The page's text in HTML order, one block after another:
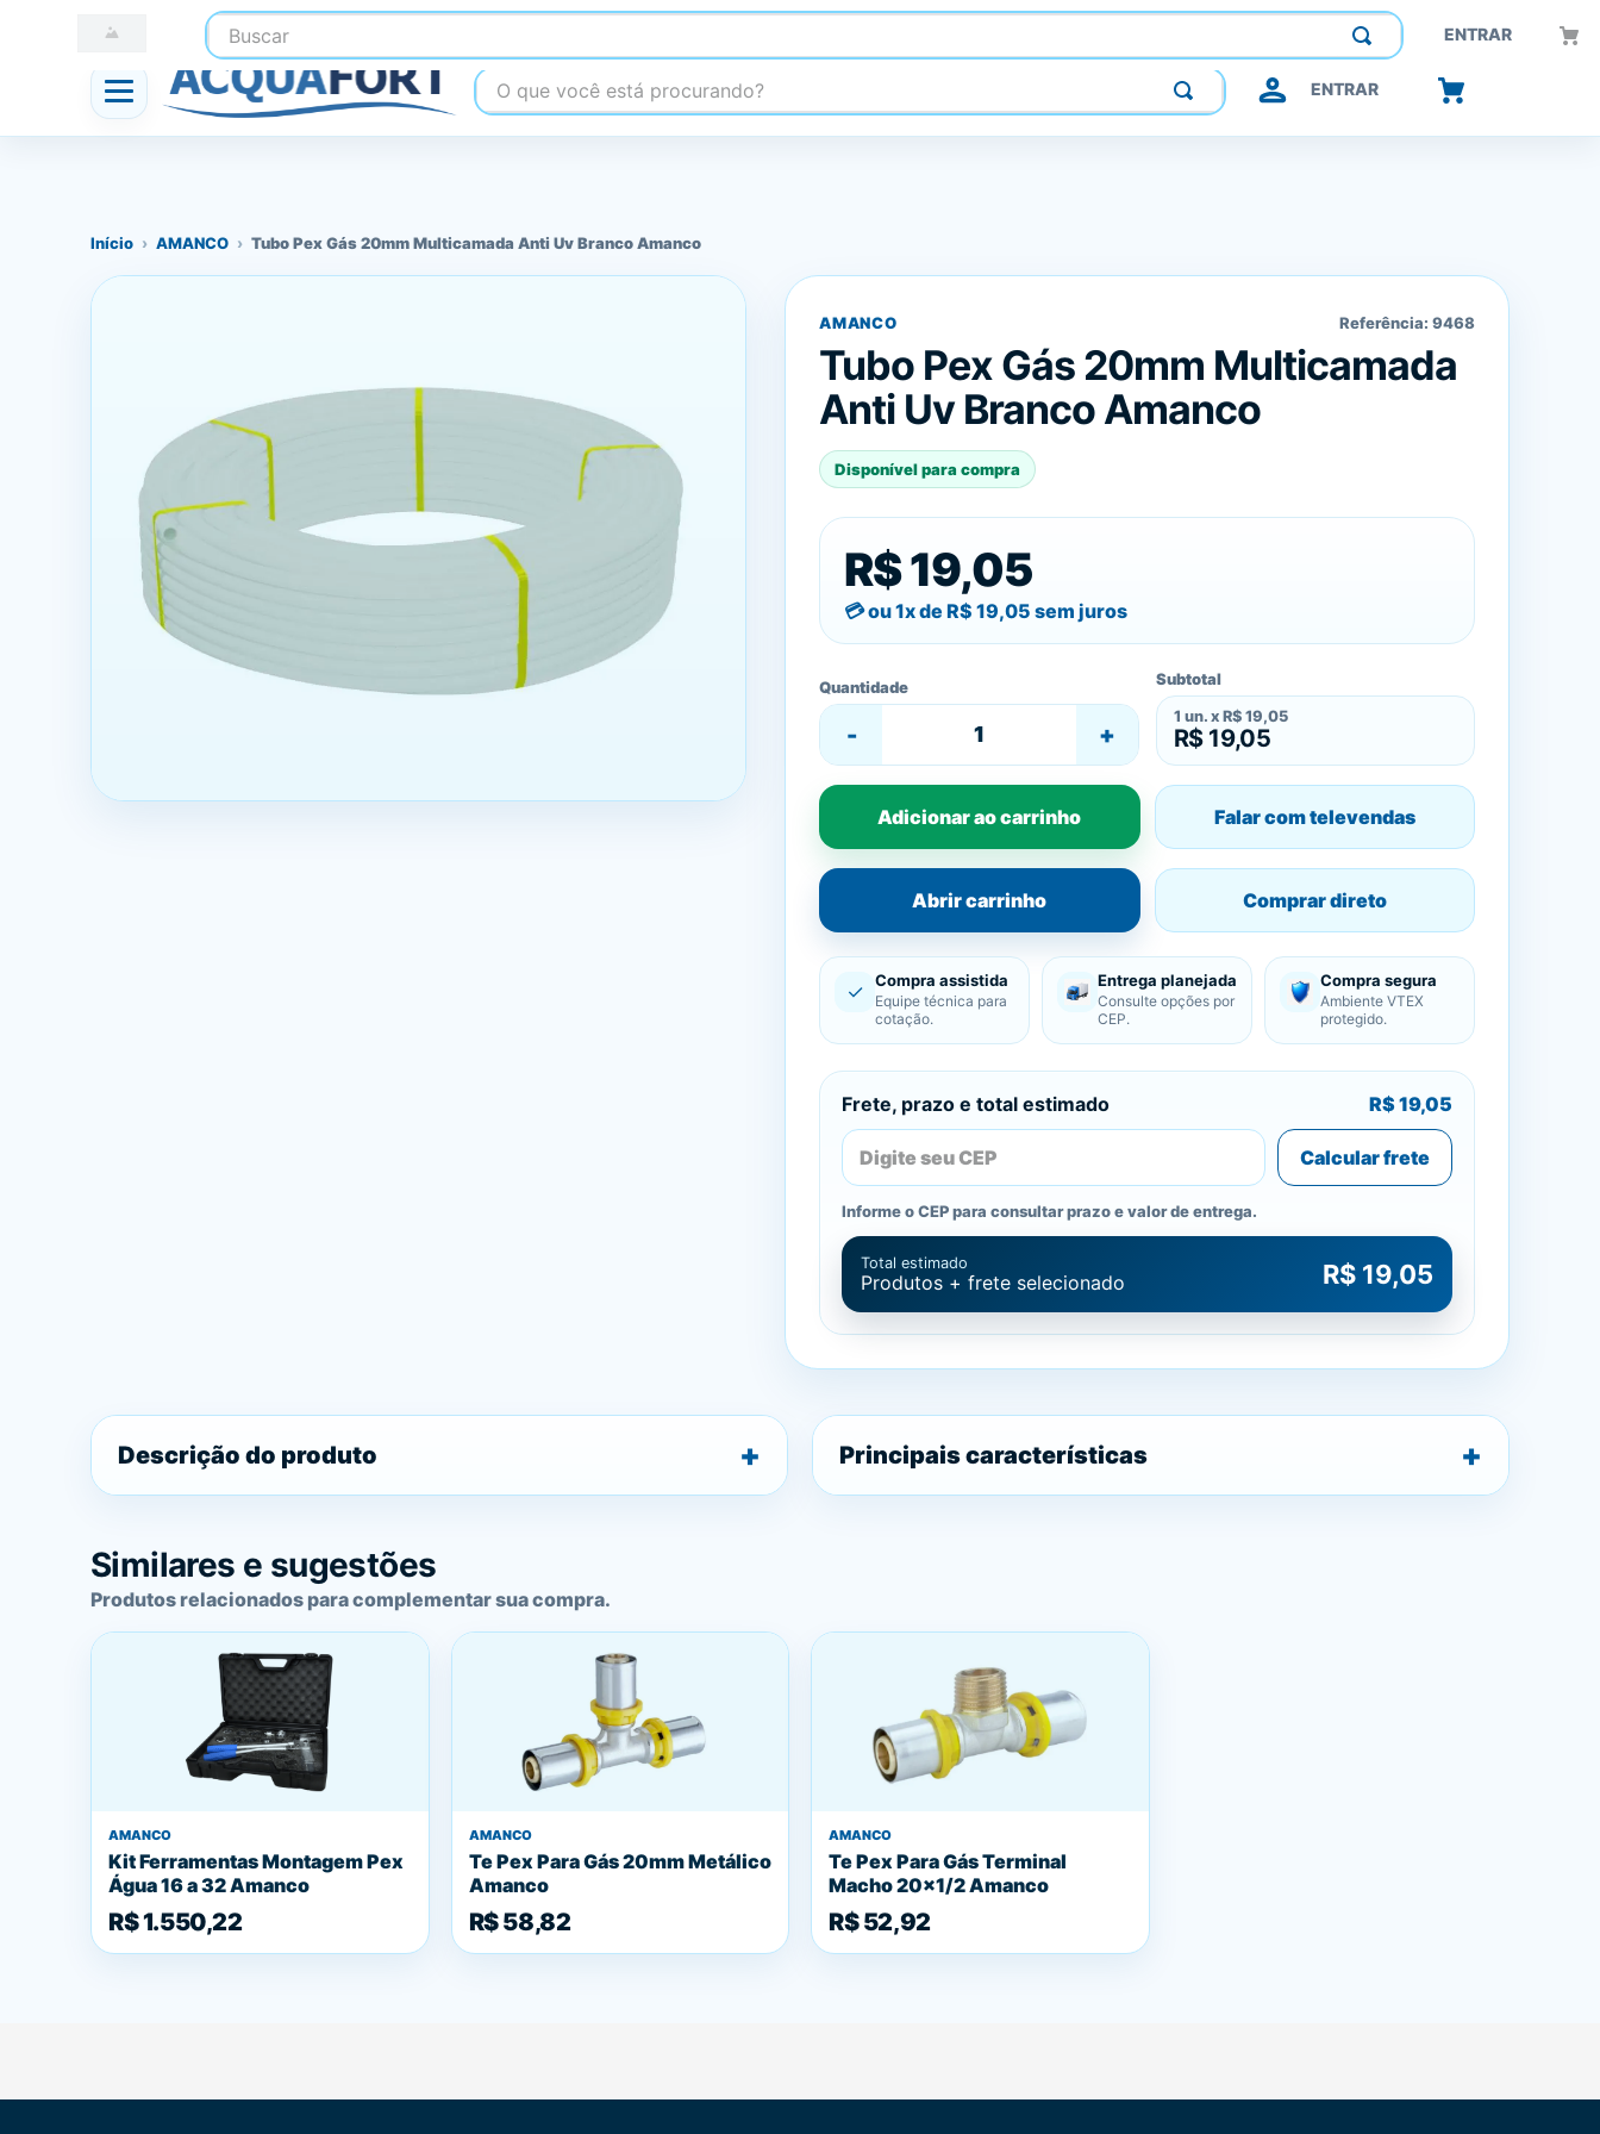
Buscar ENTRAR
☎ (41) 3247-1199 Construindo confiança, inovando o futuro.
O que você está procurando? ENTRAR
Início › AMANCO › Tubo Pex Gás 20mm Multicamada Anti Uv Branco Amanco
AMANCO Referência: 9468
Tubo Pex Gás 20mm Multicamada
Anti Uv Branco Amanco
Disponível para compra
R$ 19,05
ou 1x de R$ 19,05 sem juros
Quantidade
- +
Subtotal
1 un. x R$ 19,05
R$ 19,05
Adicionar ao carrinho Falar com televendas
Abrir carrinho Comprar direto
✓ Compra assistida
Equipe técnica para
cotação.
Entrega planejada
Consulte opções por
CEP.
Compra segura
Ambiente VTEX
protegido.
Frete, prazo e total estimado R$ 19,05
Calcular frete
Informe o CEP para consultar prazo e valor de entrega.
Total estimado
Produtos + frete selecionado R$ 19,05
Descrição do produto Principais características
Similares e sugestões
Produtos relacionados para complementar sua compra.
AMANCO
Kit Ferramentas Montagem Pex
Água 16 a 32 Amanco
R$ 1.550,22
AMANCO
Te Pex Para Gás 20mm Metálico
Amanco
R$ 58,82
AMANCO
Te Pex Para Gás Terminal
Macho 20x1/2 Amanco
R$ 52,92